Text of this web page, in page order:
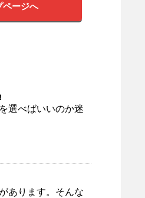
ページへ
選べばいいのか迷
あります。そんな